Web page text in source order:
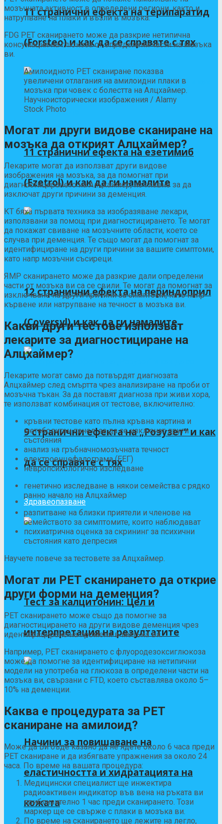
11 странични ефекта на терипаратид
(Forsteo) и как да се справяте с тях
11 странични ефекта на езетимиб
(Ezetrol) и как да ги намалите
12 странични ефекта на периндоприл
(Coversyl) и как да ги намалите
9 странични ефекта на „Розузет“ и как
да се справяте с тях
Здравеопазване
Тест за калцитонин: Цел и
интерпретация на резултатите
Начини за повишаване на
еластичността и хидратацията на
кожата
мозъчната активност в определени региони, както и
натрупване на плаки и възли в мозъка.
FDG PET сканирането може да разкрие нетипична
консумация на глюкоза от определени части на мозъка
ви.
Амилоидното PET сканиране показва
увеличени отлагания на амилоидни плаки в
мозъка при човек с болестта на Алцхаймер.
Научноисторически изображения / Alamy
Stock Photo
Могат ли други видове сканиране на
мозъка да открият Алцхаймер?
Лекарите могат да използват други видове
изображения на мозъка, за да помогнат при
диагностицирането на Алцхаймер, но главно за да
изключат други причини за деменция.
КТ бяха първата техника за изобразяване лекари,
използвани за помощ при диагностицирането. Те могат
да покажат свиване на мозъчните области, което се
случва при деменция. Те също могат да помогнат за
идентифициране на други причини за вашите симптоми,
като напр мозъчни съсиреци.
ЯМР сканирането може да разкрие дали определени
части от мозъка ви са се свили. Те могат да помогнат за
изключване на други причини за симптоми, като напр
кървене или натрупване на течност в мозъка ви.
Какви други тестове използват
лекарите за диагностициране на
Алцхаймер?
Лекарите могат само да потвърдят диагнозата
Алцхаймер след смъртта чрез анализиране на проби от
мозъчна тъкан. За да поставят диагноза при живи хора,
те използват комбинация от тестове, включително:
кръвни тестове като пълна кръвна картина и
метаболитен панел, за да се изключат други
състояния
анализ на гръбначномозъчната течност
електроенцефалограма (ЕЕГ)
невропсихологично изследване
генетично изследване в някои семейства с рядко
ранно начало на Алцхаймер
разпитване на близки приятели и членове на
семейството за симптомите, които наблюдават
психиатрична оценка за скрининг за психични
състояния като депресия
Научете повече за тестовете за Алцхаймер.
Могат ли PET сканирането да открие
други форми на деменция?
PET сканирането може също да помогне за
диагностицирането на други видове деменция чрез
идентифициране на промени в мозъка ви.
Например, PET сканирането с флуородезоксиглюкоза
може да помогне за идентифициране на нетипични
модели на употреба на глюкоза в определени части на
мозъка ви, свързани с FTD, което съставлява около 5–
10% на деменции.
Каква е процедурата за PET
сканиране на амилоид?
Може да Ви бъде казано да не ядете около 6 часа преди
PET сканиране и да избягвате упражнения за около 24
часа. По време на вашата процедура:
Медицински специалист ще инжектира
радиоактивен индикатор във вена на ръката ви
приблизително 1 час преди сканирането. Този
маркер ще се свърже с плаки в мозъка ви.
По време на сканирането ще лежите на легло,